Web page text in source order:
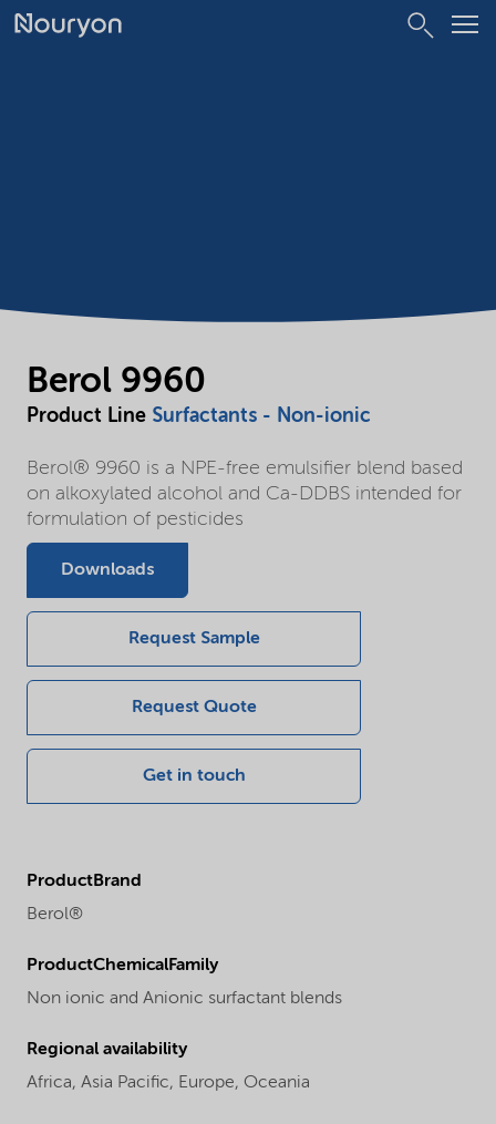
Berol 9960
Product Line Surfactants - Non-ionic
Berol® 9960 is a NPE-free emulsifier blend based
on alkoxylated alcohol and Ca-DDBS intended for
formulation of pesticides
Downloads
Request Sample
Request Quote
Get in touch
ProductBrand
Berol®
ProductChemicalFamily
Non ionic and Anionic surfactant blends
Regional availability
Africa, Asia Pacific, Europe, Oceania